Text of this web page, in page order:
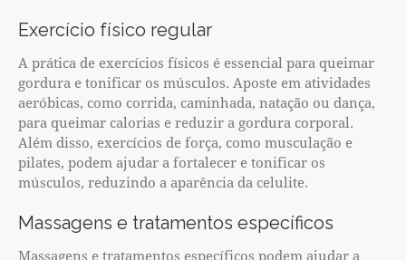
Exercício físico regular
A prática de exercícios físicos é essencial para queimar
gordura e tonificar os músculos. Aposte em atividades
aeróbicas, como corrida, caminhada, natação ou dança,
para queimar calorias e reduzir a gordura corporal.
Além disso, exercícios de força, como musculação e
pilates, podem ajudar a fortalecer e tonificar os
músculos, reduzindo a aparência da celulite.
Massagens e tratamentos específicos
Massagens e tratamentos específicos podem ajudar a